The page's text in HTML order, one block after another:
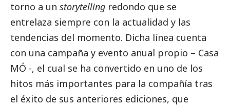
torno a un storytelling redondo que se
entrelaza siempre con la actualidad y las
tendencias del momento. Dicha línea cuenta
con una campaña y evento anual propio – Casa
MÓ -, el cual se ha convertido en uno de los
hitos más importantes para la compañía tras
el éxito de sus anteriores ediciones, que